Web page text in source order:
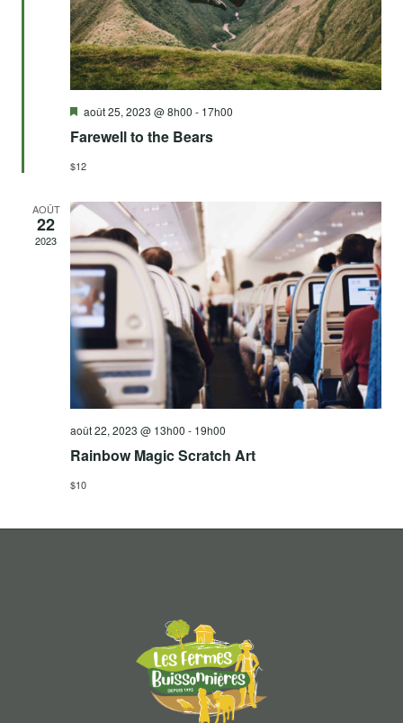
Mis
avant
août 25, 2023 @ 8h00 - 17h00
Farewell to the Bears
$12
AOÛT
22
2023
août 22, 2023 @ 13h00 - 19h00
Rainbow Magic Scratch Art
$10